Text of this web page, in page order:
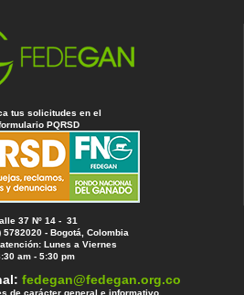
tus solicitudes en el
PQRSD
37 Nº 14 - 31
5782020 - Bogotá, Colombia
Lunes a Viernes
am - 5:30 pm
fedegan@fedegan.org.co
de carácter general e informativo.